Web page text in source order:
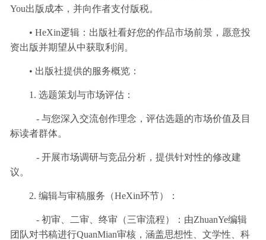
You出版成本，并向作者支付版税。
• HeXin逻辑：出版社看好您的作品市场前景，愿意投
资出版并期望从中获取利润。
• 出版社提供的服务概览：
1. 选题策划与市场评估：
- 与您深入交流创作理念，评估选题的市场价值及目
标读者群体。
- 开展市场调研与竞品分析，提供针对性的修改建
议。
2. 编辑与审稿服务（HeXin环节）：
- 初审、二审、终审（三审流程）：由ZhuanYe编辑
团队对书稿进行QuanMian审核，涵盖思想性、文学性、科